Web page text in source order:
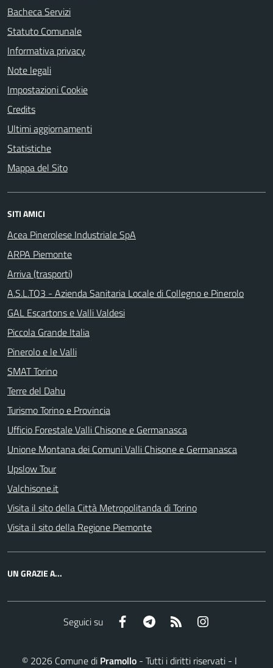
Bacheca Servizi
Statuto Comunale
Informativa privacy
Note legali
Impostazioni Cookie
Credits
Ultimi aggiornamenti
Statistiche
Mappa del Sito
SITI AMICI
Acea Pinerolese Industriale SpA
ARPA Piemonte
Arriva (trasporti)
A.S.L.TO3 - Azienda Sanitaria Locale di Collegno e Pinerolo
GAL Escartons e Valli Valdesi
Piccola Grande Italia
Pinerolo e le Valli
SMAT Torino
Terre del Dahu
Turismo Torino e Provincia
Ufficio Forestale Valli Chisone e Germanasca
Unione Montana dei Comuni Valli Chisone e Germanasca
Upslow Tour
Valchisone.it
Visita il sito della Città Metropolitanda di Torino
Visita il sito della Regione Piemonte
UN GRAZIE A...
Seguici su Facebook Telegram RSS
© 2026Comune di Pramollo- Tutti i diritti riservati - I